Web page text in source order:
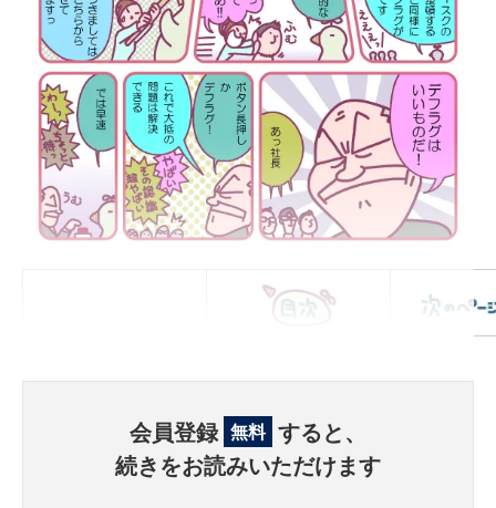
会員登録 無料 すると、
続きをお読みいただけます